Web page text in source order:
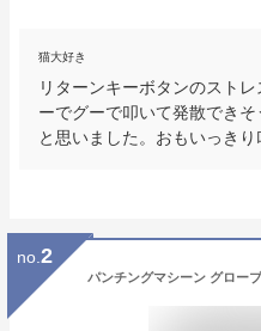
猫大好き
リターンキーボタンのスト
ーでグーで叩いて発散でき
と思いました。おもいっきり
no. 2